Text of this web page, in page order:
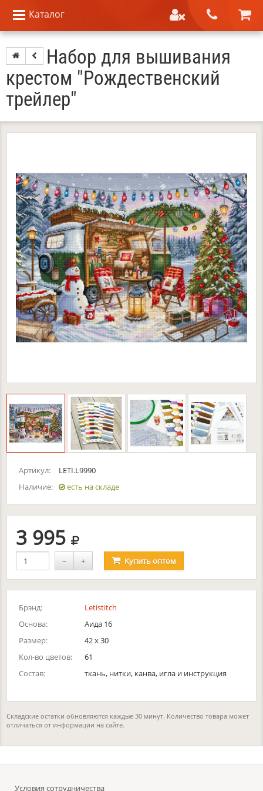
Каталог
Набор для вышивания
крестом "Рождественский
трейлер"
Артикул:
LETI.L9990
Наличие:
есть на складе
3 995 руб.
− + Купитьоптом
Брэнд:
Letistitch
Основа:
Аида 16
Размер:
42 x 30
Кол-во цветов:
61
Состав:
ткань, нитки, канва, игла и инструкция
Складские остатки обновляются каждые 30 минут. Количество товара может
отличаться от информации на сайте.
Условия сотрудничества